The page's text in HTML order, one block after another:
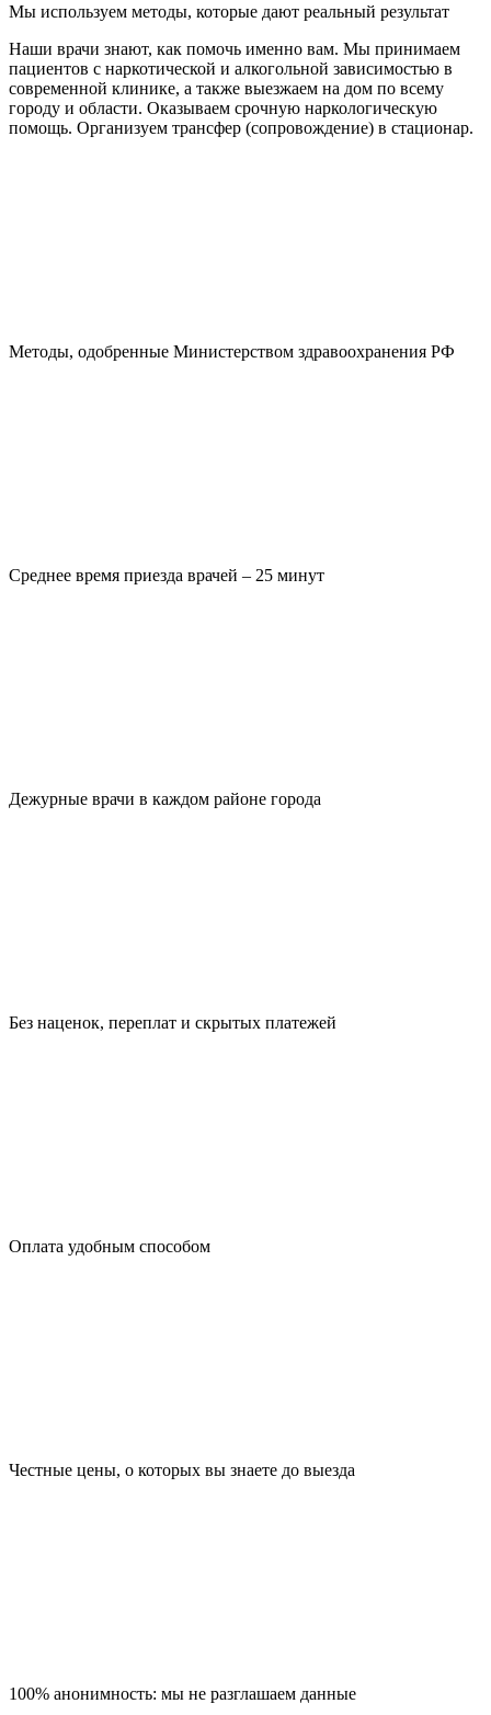
Мы используем методы, которые дают реальный результат
Наши врачи знают, как помочь именно вам. Мы принимаем
пациентов с наркотической и алкогольной зависимостью в
современной клинике, а также выезжаем на дом по всему
городу и области. Оказываем срочную наркологическую
помощь. Организуем трансфер (сопровождение) в стационар.
Методы, одобренные Министерством здравоохранения РФ
Среднее время приезда врачей – 25 минут
Дежурные врачи в каждом районе города
Без наценок, переплат и скрытых платежей
Оплата удобным способом
Честные цены, о которых вы знаете до выезда
100% анонимность: мы не разглашаем данные